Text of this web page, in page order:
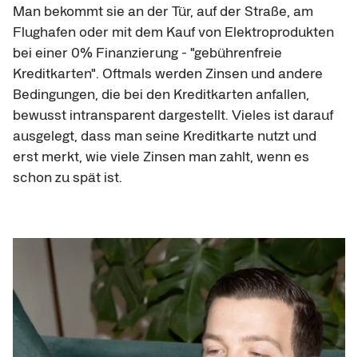
Man bekommt sie an der Tür, auf der Straße, am
Flughafen oder mit dem Kauf von Elektroprodukten
bei einer 0% Finanzierung - "gebührenfreie
Kreditkarten". Oftmals werden Zinsen und andere
Bedingungen, die bei den Kreditkarten anfallen,
bewusst intransparent dargestellt. Vieles ist darauf
ausgelegt, dass man seine Kreditkarte nutzt und
erst merkt, wie viele Zinsen man zahlt, wenn es
schon zu spät ist.